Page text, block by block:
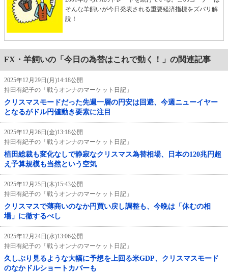
そんな羊飼いが今日発表される重要経済指標をズバリ解
説！
FX・羊飼いの「今日の為替はこれで動く！」の関連記事
2025年12月29日(月)14:18公開
持田有紀子の「戦うオンナのマーケット日記」
クリスマスモードだった先週一層の円安は回避、今週ニューイヤー
となるがドル円値動き要素に注目
2025年12月26日(金)13:18公開
持田有紀子の「戦うオンナのマーケット日記」
植田総裁も変化なしで静寂なクリスマス為替相場、日本の120兆円超
え予算規模も当然という空気
2025年12月25日(木)15:43公開
持田有紀子の「戦うオンナのマーケット日記」
クリスマスで薄商いのなか円買い戻し調整も、今晩は「休むの相
場」に徹するべし
2025年12月24日(水)13:06公開
持田有紀子の「戦うオンナのマーケット日記」
久しぶり見るような大幅に予想を上回る米GDP、クリスマスモード
のなかドルショートカバーも